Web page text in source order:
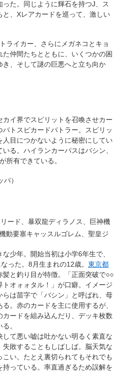
た。同じように輝石を持つJ、ス
、Xレアカードを巡って、激しい
ライカー、さらにメガネコとキョ
仲間たちとともに、いくつかの困
、そして謎の巨悪へと立ち向か
イ界でスピリットを召喚させカー
バトスピカードバトラー。スピリッ
目につかないように秘密にしてい
る。ハイランカーパスはバシン、
所有できている。
）
ード 暴双龍ディラノス
巨神機
動要塞キャッスルゴレム
聖皇ジ
少年。開始当初は小学6年生で、
った。8月生まれの12歳。 東京都
髪と釣り目が特徴。「正面突破で○○
トオォォタル！」が口癖。イメージ
は苗字で「バシン」と呼ばれ、母
。赤のカードを主に使用するが、
ードを組み込んだり、デッキ枚数
。
て悪い嘘は吐かない明るく素直な
敗することもしばしば。脳天気な
い。たとえ裏切られてもそれでも
っている。率直過ぎるため誤解を